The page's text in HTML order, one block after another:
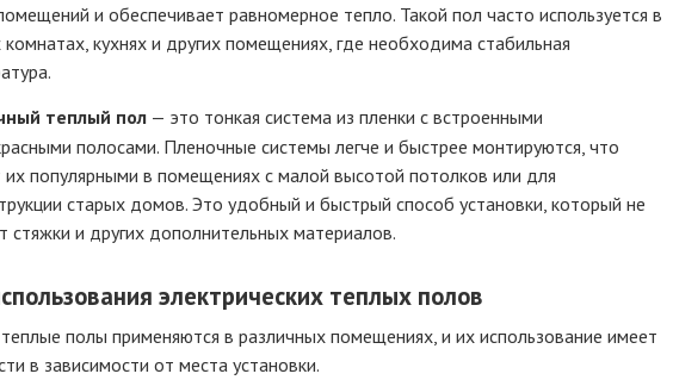
и обеспечивает равномерное тепло. Такой пол часто используется в
кухнях и других помещениях, где необходима стабильная
теплый пол — это тонкая система из пленки с встроенными
полосами. Пленочные системы легче и быстрее монтируются, что
их популярными в помещениях с малой высотой потолков или для
старых домов. Это удобный и быстрый способ установки, который не
стяжки и других дополнительных материалов.
электрических теплых полов
полы применяются в различных помещениях, и их использование имеет
в зависимости от места установки.